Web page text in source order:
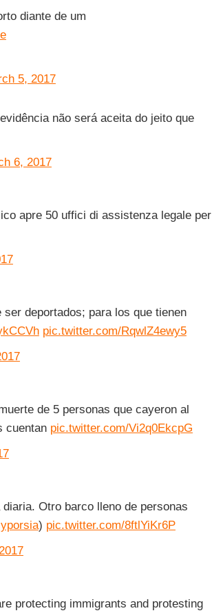
diante de um
5, 2017
não será aceita do jeito que
6, 2017
apre 50 uffici di assistenza legale per
deportados; para los que tienen
pic.twitter.com/RqwlZ4ewy5
de 5 personas que cayeron al
cuentan pic.twitter.com/Vi2q0EkcpG
Otro barco lleno de personas
) pic.twitter.com/8ftlYiKr6P
protecting immigrants and protesting